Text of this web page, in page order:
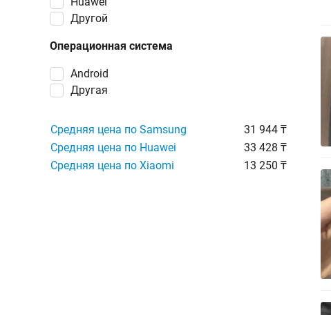
Другой
Операционная система
Android
Другая
Средняя цена по Samsung
31 944 ₸
Средняя цена по Huawei
33 428 ₸
Средняя цена по Xiaomi
13 250 ₸